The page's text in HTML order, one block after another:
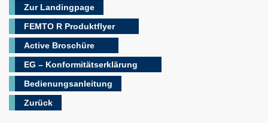
Zur Landingpage
FEMTO R Produktflyer
Active Broschüre
EG – Konformitätserklärung
Bedienungsanleitung
Zurück